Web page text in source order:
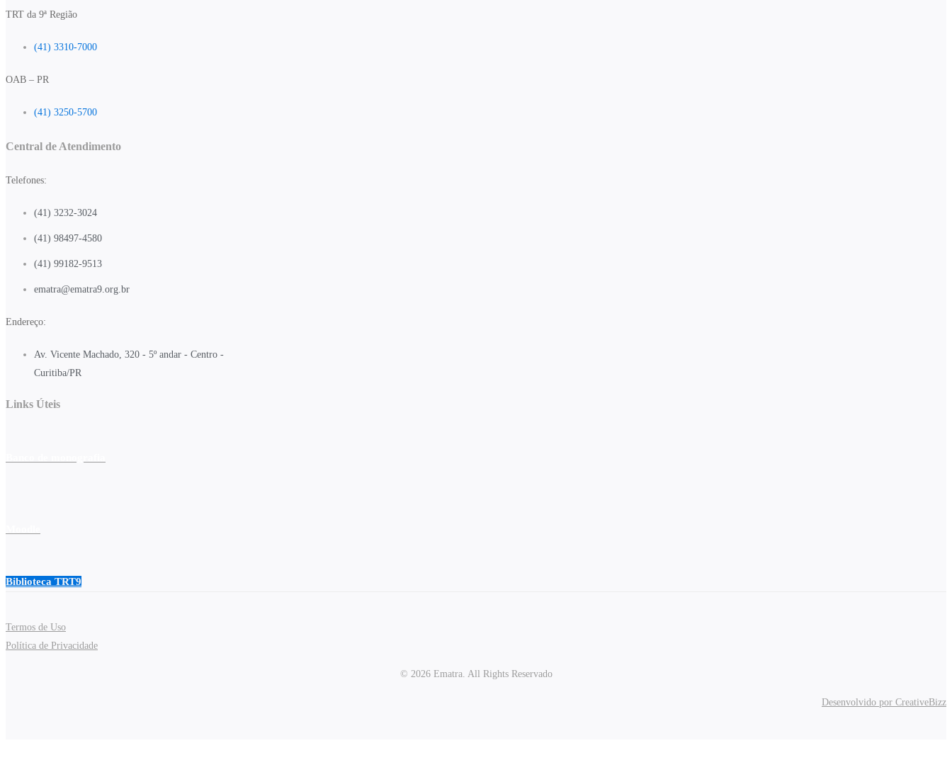
TRT da 9ª Região
(41) 3310-7000
OAB – PR
(41) 3250-5700
Central de Atendimento
Telefones:
(41) 3232-3024
(41) 98497-4580
(41) 99182-9513
ematra@ematra9.org.br
Endereço:
Av. Vicente Machado, 320 - 5º andar - Centro -
Curitiba/PR
Links Úteis
Biblioteca TRT9
Termos de Uso
Política de Privacidade
© 2026 Ematra. All Rights Reservado
Desenvolvido por CreativeBizz